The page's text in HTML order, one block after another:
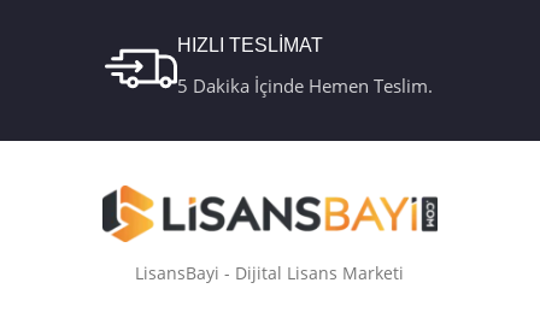
HIZLI TESLİMAT
5 Dakika İçinde Hemen Teslim.
LisansBayi - Dijital Lisans Marketi